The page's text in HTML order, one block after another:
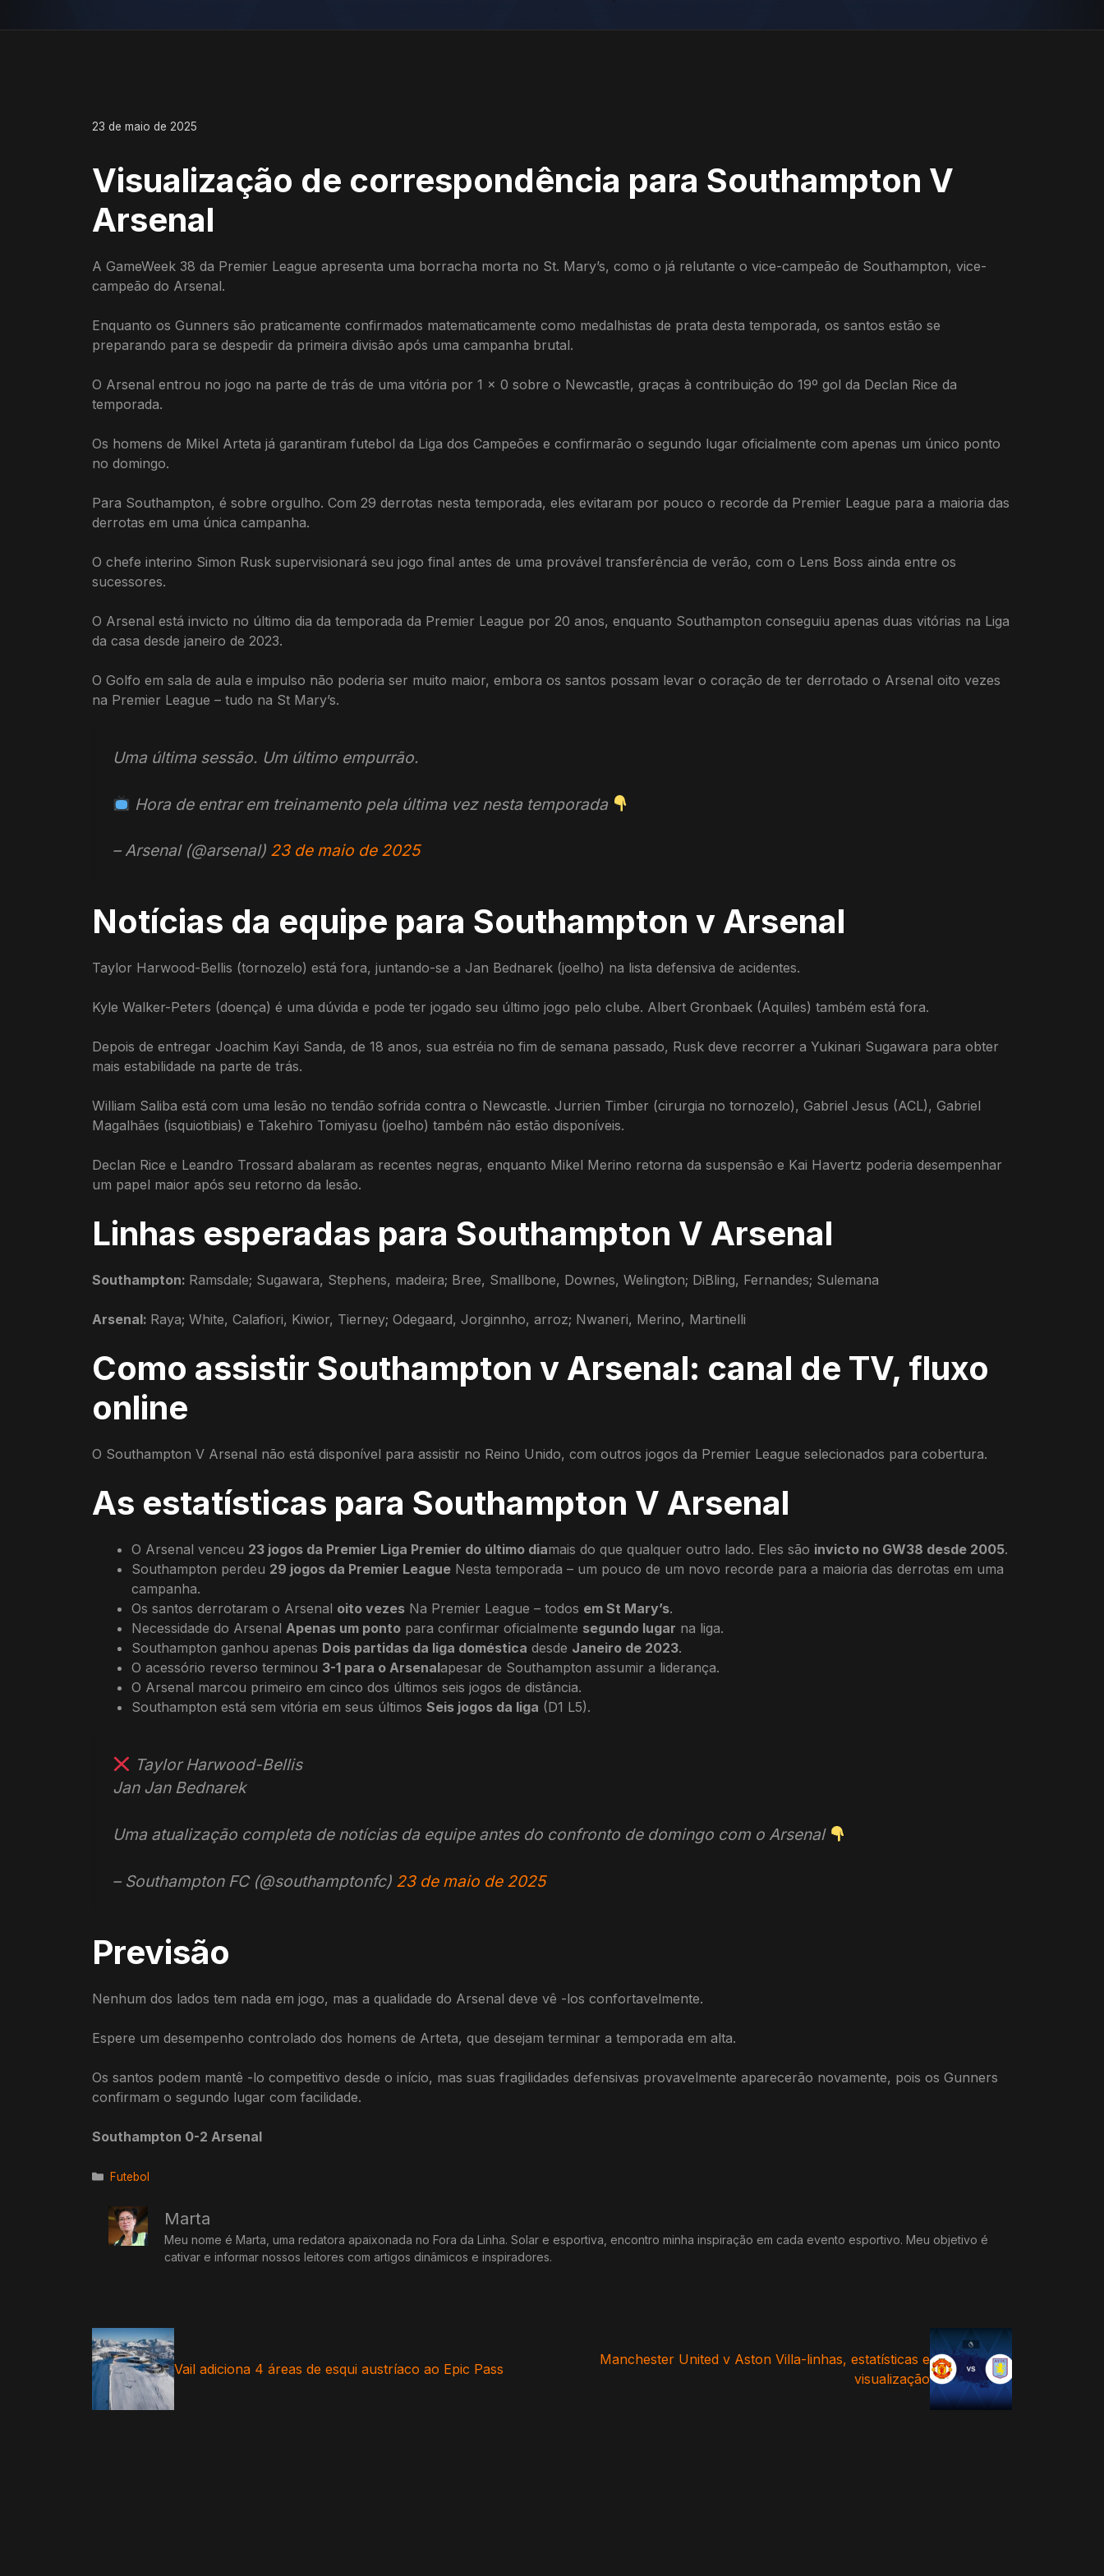
23 de maio de 2025
Visualização de correspondência para Southampton V
Arsenal
A GameWeek 38 da Premier League apresenta uma borracha morta no St. Mary’s, como o já relutante o vice-campeão de Southampton, vice-
campeão do Arsenal.
Enquanto os Gunners são praticamente confirmados matematicamente como medalhistas de prata desta temporada, os santos estão se
preparando para se despedir da primeira divisão após uma campanha brutal.
O Arsenal entrou no jogo na parte de trás de uma vitória por 1 x 0 sobre o Newcastle, graças à contribuição do 19º gol da Declan Rice da
temporada.
Os homens de Mikel Arteta já garantiram futebol da Liga dos Campeões e confirmarão o segundo lugar oficialmente com apenas um único ponto
no domingo.
Para Southampton, é sobre orgulho. Com 29 derrotas nesta temporada, eles evitaram por pouco o recorde da Premier League para a maioria das
derrotas em uma única campanha.
O chefe interino Simon Rusk supervisionará seu jogo final antes de uma provável transferência de verão, com o Lens Boss ainda entre os
sucessores.
O Arsenal está invicto no último dia da temporada da Premier League por 20 anos, enquanto Southampton conseguiu apenas duas vitórias na Liga
da casa desde janeiro de 2023.
O Golfo em sala de aula e impulso não poderia ser muito maior, embora os santos possam levar o coração de ter derrotado o Arsenal oito vezes
na Premier League – tudo na St Mary’s.
Uma última sessão. Um último empurrão.
Hora de entrar em treinamento pela última vez nesta temporada
– Arsenal (@arsenal) 23 de maio de 2025
Notícias da equipe para Southampton v Arsenal
Taylor Harwood-Bellis (tornozelo) está fora, juntando-se a Jan Bednarek (joelho) na lista defensiva de acidentes.
Kyle Walker-Peters (doença) é uma dúvida e pode ter jogado seu último jogo pelo clube. Albert Gronbaek (Aquiles) também está fora.
Depois de entregar Joachim Kayi Sanda, de 18 anos, sua estréia no fim de semana passado, Rusk deve recorrer a Yukinari Sugawara para obter
mais estabilidade na parte de trás.
William Saliba está com uma lesão no tendão sofrida contra o Newcastle. Jurrien Timber (cirurgia no tornozelo), Gabriel Jesus (ACL), Gabriel
Magalhães (isquiotibiais) e Takehiro Tomiyasu (joelho) também não estão disponíveis.
Declan Rice e Leandro Trossard abalaram as recentes negras, enquanto Mikel Merino retorna da suspensão e Kai Havertz poderia desempenhar
um papel maior após seu retorno da lesão.
Linhas esperadas para Southampton V Arsenal
Southampton: Ramsdale; Sugawara, Stephens, madeira; Bree, Smallbone, Downes, Welington; DiBling, Fernandes; Sulemana
Arsenal: Raya; White, Calafiori, Kiwior, Tierney; Odegaard, Jorginnho, arroz; Nwaneri, Merino, Martinelli
Como assistir Southampton v Arsenal: canal de TV, fluxo
online
O Southampton V Arsenal não está disponível para assistir no Reino Unido, com outros jogos da Premier League selecionados para cobertura.
As estatísticas para Southampton V Arsenal
O Arsenal venceu 23 jogos da Premier Liga Premier do último diamais do que qualquer outro lado. Eles são invicto no GW38 desde 2005.
Southampton perdeu 29 jogos da Premier League Nesta temporada – um pouco de um novo recorde para a maioria das derrotas em uma
campanha.
Os santos derrotaram o Arsenal oito vezes Na Premier League – todos em St Mary’s.
Necessidade do Arsenal Apenas um ponto para confirmar oficialmente segundo lugar na liga.
Southampton ganhou apenas Dois partidas da liga doméstica desde Janeiro de 2023.
O acessório reverso terminou 3-1 para o Arsenalapesar de Southampton assumir a liderança.
O Arsenal marcou primeiro em cinco dos últimos seis jogos de distância.
Southampton está sem vitória em seus últimos Seis jogos da liga (D1 L5).
Taylor Harwood-Bellis
Jan Jan Bednarek
Uma atualização completa de notícias da equipe antes do confronto de domingo com o Arsenal
– Southampton FC (@southamptonfc) 23 de maio de 2025
Previsão
Nenhum dos lados tem nada em jogo, mas a qualidade do Arsenal deve vê -los confortavelmente.
Espere um desempenho controlado dos homens de Arteta, que desejam terminar a temporada em alta.
Os santos podem mantê -lo competitivo desde o início, mas suas fragilidades defensivas provavelmente aparecerão novamente, pois os Gunners
confirmam o segundo lugar com facilidade.
Southampton 0-2 Arsenal
Categorias
Futebol
Marta
Meu nome é Marta, uma redatora apaixonada no Fora da Linha. Solar e esportiva, encontro minha inspiração em cada evento esportivo. Meu objetivo é
cativar e informar nossos leitores com artigos dinâmicos e inspiradores.
Vail adiciona 4 áreas de esqui austríaco ao Epic Pass
Manchester United v Aston Villa-linhas, estatísticas e
visualização